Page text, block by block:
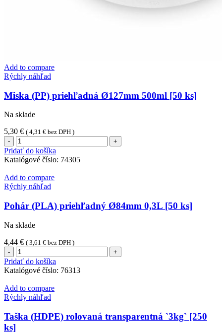
Add to compare
Rýchly náhľad
Miska (PP) priehľadná Ø127mm 500ml [50 ks]
Na sklade
5,30 € ( 4,31 € bez DPH )
množstvo
Miska
(PP)
priehľadná
Ø127mm
500ml
[50
ks]
Pridať do košíka
Katalógové číslo: 74305
Add to compare
Rýchly náhľad
Pohár (PLA) priehľadný Ø84mm 0,3L [50 ks]
Na sklade
4,44 € ( 3,61 € bez DPH )
množstvo
Pohár
(PLA)
priehľadný
Ø84mm
0,3L
[50
ks]
Pridať do košíka
Katalógové číslo: 76313
Add to compare
Rýchly náhľad
Taška (HDPE) rolovaná transparentná `3kg` [250
ks]